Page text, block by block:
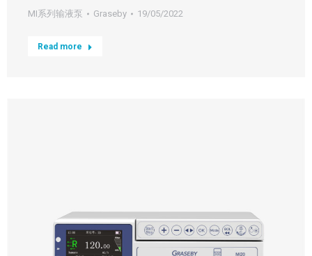
MI系列输液泵 Graseby 19/05/2022
Read more